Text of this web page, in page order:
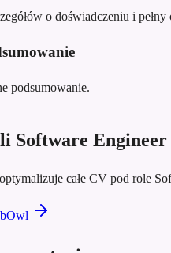
o doświadczeniu i
podsumowanie.
Software Engineer
całe CV pod role